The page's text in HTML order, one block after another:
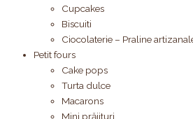
Cupcakes
Biscuiti
Ciocolaterie – Praline
Petit fours
Cake pops
Turta dulce
Macarons
Mini prăjituri